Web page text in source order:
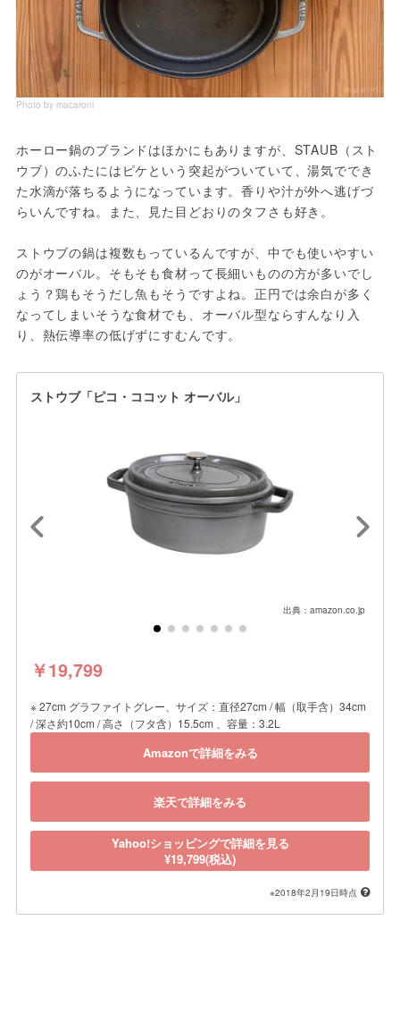
Photo by macaroni
ホーロー鍋のブランドはほかにもありますが、STAUB（スト
ウブ）のふたにはピケという突起がついていて、湯気ででき
た水滴が落ちるようになっています。香りや汁が外へ逃げづ
らいんですね。また、見た目どおりのタフさも好き。
ストウブの鍋は複数もっているんですが、中でも使いやすい
のがオーバル。そもそも食材って長細いものの方が多いでし
ょう？鶏もそうだし魚もそうですよね。正円では余白が多く
なってしまいそうな食材でも、オーバル型ならすんなり入
り、熱伝導率の低げずにすむんです。
ストウブ「ピコ・ココット オーバル」
出典：amazon.co.jp
￥19,799
※ 27cm グラファイトグレー、サイズ：直径27cm / 幅（取手含）34cm
/ 深さ約10cm / 高さ（フタ含）15.5cm 、容量：3.2L
Amazonで詳細をみる
楽天で詳細をみる
Yahoo!ショッピングで詳細を見る
¥19,799(税込)
※2018年2月19日時点